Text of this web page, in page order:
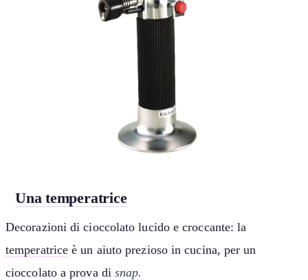
Una temperatrice
Decorazioni di cioccolato lucido e croccante: la
temperatrice è un aiuto prezioso in cucina, per un
cioccolato a prova di snap.